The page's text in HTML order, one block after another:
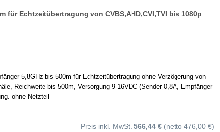
für Echtzeitübertragung von CVBS,AHD,CVI,TVI bis 1080p
5,8GHz bis 500m für Echtzeitübertragung ohne Verzögerung von
Reichweite bis 500m, Versorgung 9-16VDC (Sender 0,8A, Empfänger
ohne Netzteil
Preis inkl. MwSt. 566,44 € (netto 476,00 €)